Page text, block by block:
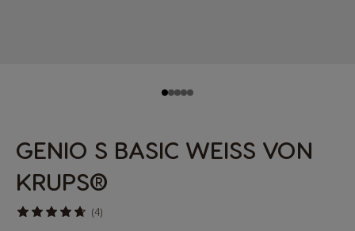
GENIO S BASIC WEISS VON
KRUPS®
(4)